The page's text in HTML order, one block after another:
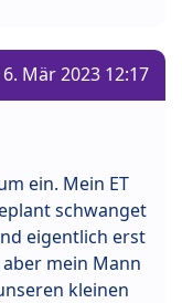
6. Mär 2023 12:17
ein. Mein ET
schwanget
eigentlich erst
mein Mann
kleinen